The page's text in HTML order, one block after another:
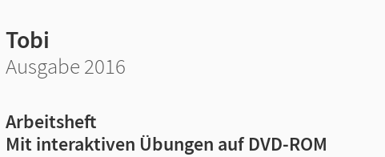
Tobi
Ausgabe 2016
Arbeitsheft
Mit interaktiven Übungen auf DVD-ROM